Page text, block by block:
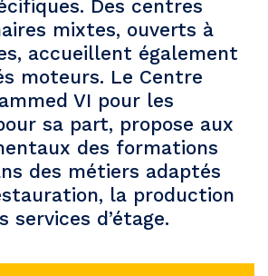
Des centres
mixtes, ouverts à
accueillent également
moteurs. Le Centre
VI pour les
sa part, propose aux
des formations
des métiers adaptés
la production
services d’étage.